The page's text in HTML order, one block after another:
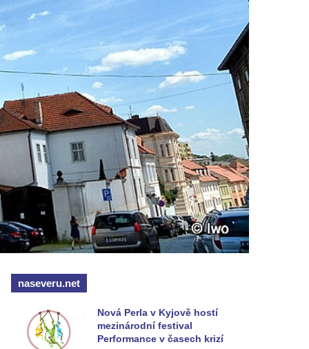
naseveru.net
Nová Perla v Kyjově hostí
mezinárodní festival
Performance v časech krizí